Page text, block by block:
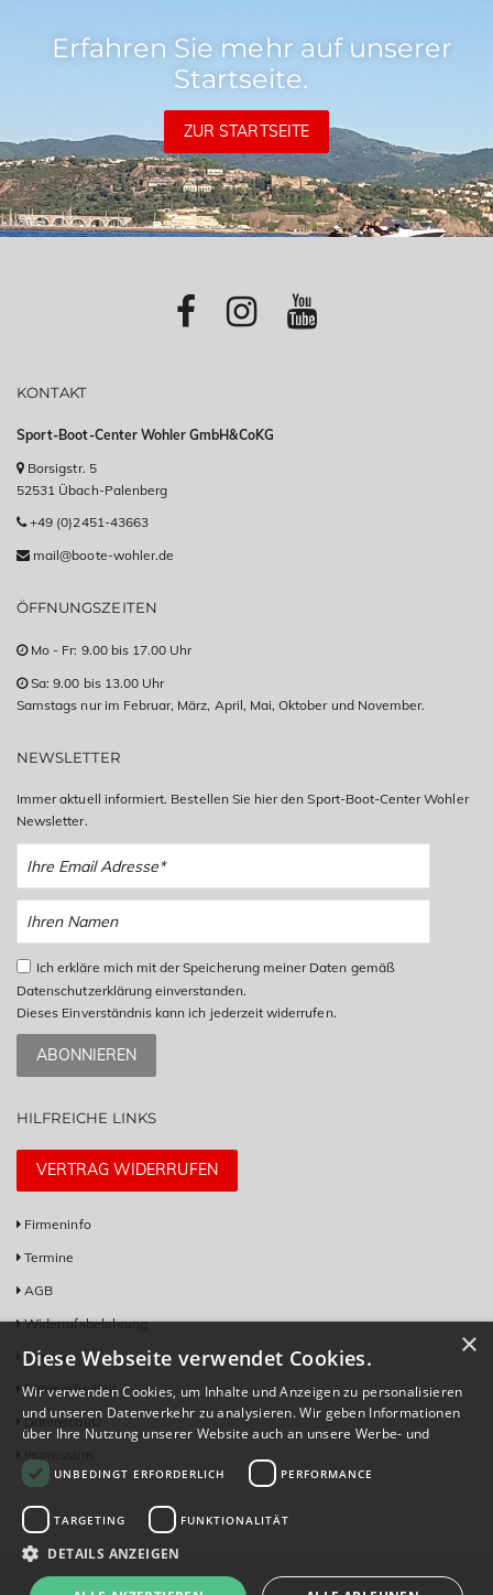
Erfahren Sie mehr auf unserer
Startseite.
ZUR STARTSEITE
KONTAKT
Sport-Boot-Center Wohler GmbH&CoKG
Borsigstr. 5
52531 Übach-Palenberg
+49 (0)2451-43663
mail@boote-wohler.de
ÖFFNUNGSZEITEN
Mo - Fr: 9.00 bis 17.00 Uhr
Sa: 9.00 bis 13.00 Uhr
Samstags nur im Februar, März, April, Mai, Oktober und November.
NEWSLETTER
Immer aktuell informiert. Bestellen Sie hier den Sport-Boot-Center Wohler
Newsletter.
Ich erkläre mich mit der Speicherung meiner Daten gemäß
Datenschutzerklärung einverstanden.
Dieses Einverständnis kann ich jederzeit widerrufen.
ABONNIEREN
HILFREICHE LINKS
VERTRAG WIDERRUFEN
Firmeninfo
Termine
AGB
Widerrufsbelehrung
Kontakt
Barrierefreiheit
Datenschutz
×
Diese Webseite verwendet Cookies.
Wir verwenden Cookies, um Inhalte und Anzeigen zu personalisieren
und unseren Datenverkehr zu analysieren. Wir geben Informationen
über Ihre Nutzung unserer Website auch an unsere Werbe- und
Informationen kombinieren, die Sie ihnen bereitgestellt haben oder
Datenschutzrichtlinie
UNBEDINGT ERFORDERLICH PERFORMANCE
TARGETING FUNKTIONALITÄT
DETAILS ANZEIGEN